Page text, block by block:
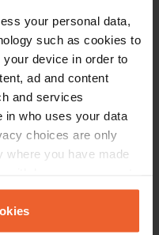
your personal data,
such as cookies to
device in order to
ad and content
and services
in who uses your data
choices are only
where you have made
or by clicking on
Frankrijk
Kopiëren